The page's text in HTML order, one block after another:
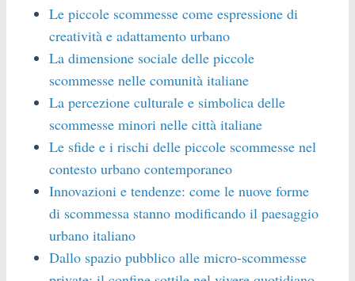
Le piccole scommesse come espressione di
creatività e adattamento urbano
La dimensione sociale delle piccole
scommesse nelle comunità italiane
La percezione culturale e simbolica delle
scommesse minori nelle città italiane
Le sfide e i rischi delle piccole scommesse nel
contesto urbano contemporaneo
Innovazioni e tendenze: come le nuove forme
di scommessa stanno modificando il paesaggio
urbano italiano
Dallo spazio pubblico alle micro-scommesse